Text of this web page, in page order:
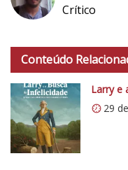
t
p
s
:
/
/
Crítico
Conteúdo
Larry e
29